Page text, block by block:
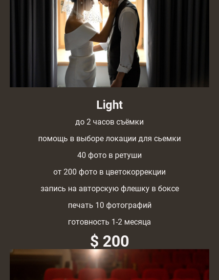
Light
до 2 часов съёмки
помощь в выборе локации для сьемки
40 фото в ретуши
от 200 фото в цветокоррекции
запись на авторскую флешку в боксе
печать 10 фотографий
готовность 1-2 месяца
$ 200